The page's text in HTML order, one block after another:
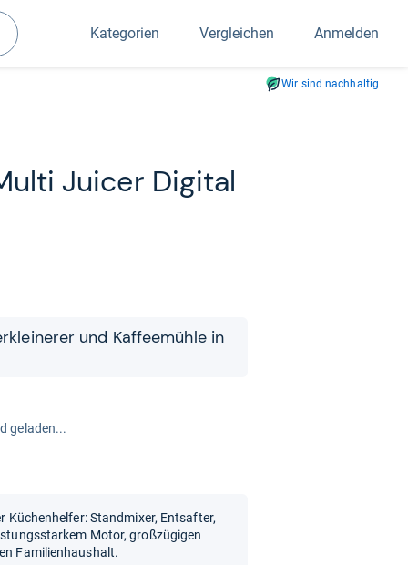
Kategorien Vergleichen Anmelden
Wir sind nachhaltig
Jui­cer Digi­tal
und Kaf­fee­mühle in
geladen...
Standmixer, Entsafter,
Motor, großzügigen
Familienhaushalt.